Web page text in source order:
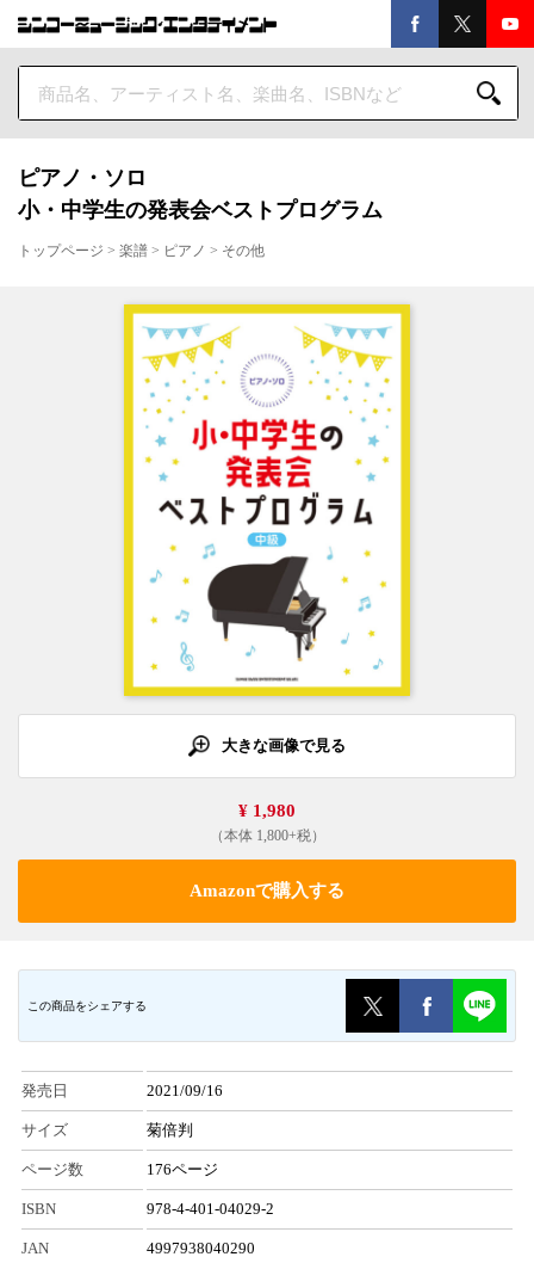
ピアノ・ソロ
小・中学生の発表会ベストプログラム
トップページ > 楽譜 > ピアノ > その他
大きな画像で見る
¥ 1,980
（本体 1,800+税）
Amazonで購入する
この商品をシェアする
発売日 2021/09/16
サイズ 菊倍判
ページ数 176ページ
ISBN 978-4-401-04029-2
JAN 4997938040290